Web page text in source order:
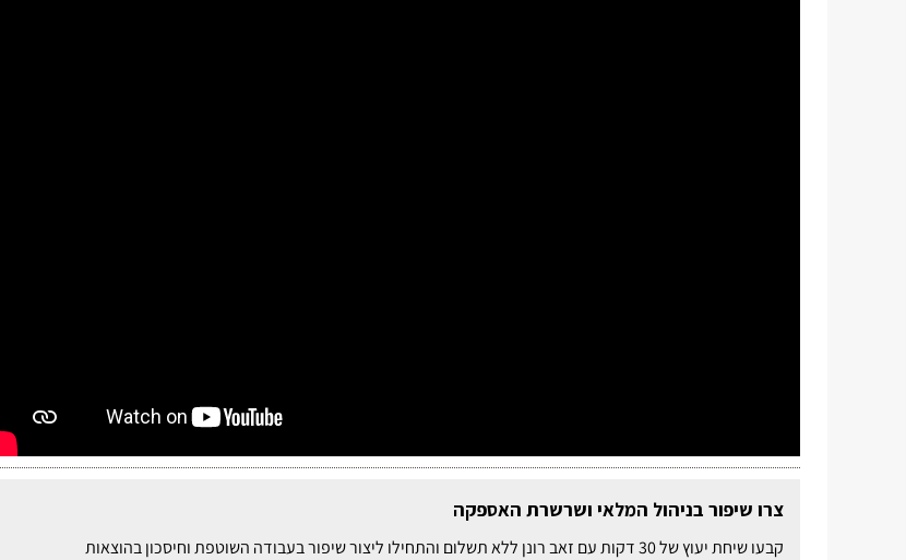
צרו שיפור בניהול המלאי ושרשרת האספקה
קבעו שיחת יעוץ של 30 דקות עם זאב רונן ללא תשלום והתחילו ליצור שיפור בעבודה השוטפת וחיסכון בהוצאות